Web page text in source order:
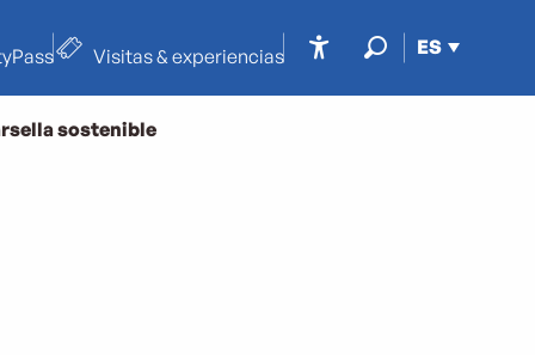
ES
Visitas & experiencias
sostenible